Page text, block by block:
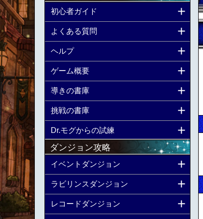
初心者ガイド
よくある質問
ヘルプ
ゲーム概要
導きの書庫
挑戦の書庫
Dr.モグからの試練
ダンジョン攻略
イベントダンジョン
ラビリンスダンジョン
レコードダンジョン